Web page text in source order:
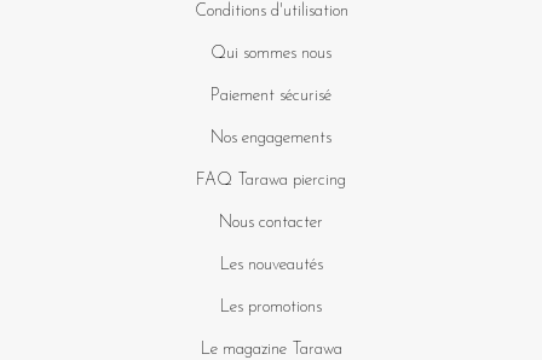
Conditions d'utilisation
Qui sommes nous
Paiement sécurisé
Nos engagements
FAQ Tarawa piercing
Nous contacter
Les nouveautés
Les promotions
Le magazine Tarawa